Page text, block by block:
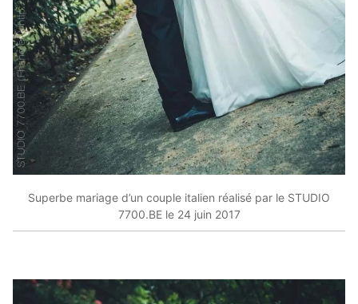
Superbe mariage d’un couple italien réalisé par le STUDIO
7700.BE le 24 juin 2017